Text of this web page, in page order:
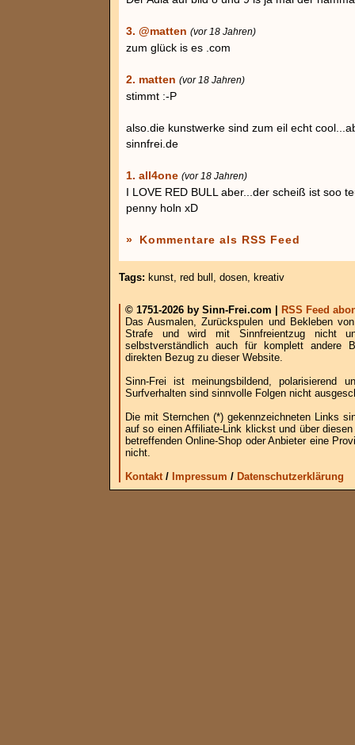
3. @matten (vor 18 Jahren)
zum glück is es .com
2. matten (vor 18 Jahren)
stimmt :-P
also.die kunstwerke sind zum eil echt
sinnfrei.de
1. all4one (vor 18 Jahren)
I LOVE RED BULL aber...der scheiß ist soo
penny holn xD
» Kommentare als RSS Feed
Tags: kunst, red bull , dosen, kreativ
© 1751-2026 by Sinn-Frei.com |
RSS Feed
Das Ausmalen, Zurückspulen und Bekleben
Strafe und wird mit Sinnfreientzug nicht
selbstverständlich auch für komplett andere
direkten Bezug zu dieser Website.
Sinn-Frei ist meinungsbildend, polarisierend
Surfverhalten sind sinnvolle Folgen nicht
Die mit Sternchen (*) gekennzeichneten Links
auf so einen Affiliate-Link klickst und über
betreffenden Online-Shop oder Anbieter eine
nicht.
Kontakt/ Impressum / Datenschutzerklärung